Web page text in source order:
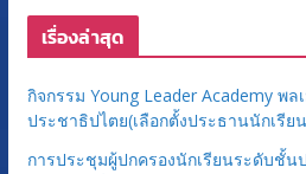
ว
มู่
เรื่องล่าสุด
กิจกรรม Young Leader Academy พล
ประชาธิปไตย(เลือกตั้งประธานนักเรีย
การประชุมผู้ปกครองนักเรียนระดับชั้